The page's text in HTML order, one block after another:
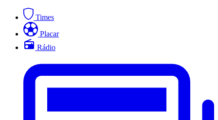
Times
Placar
Rádio